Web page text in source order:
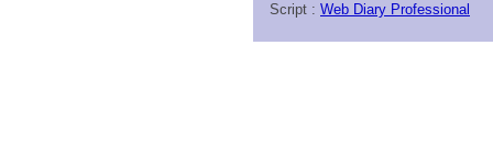
Script : Web Diary Professional